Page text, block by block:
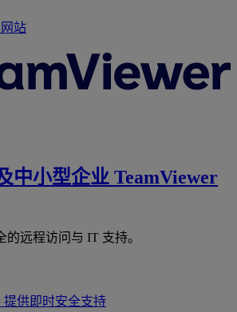
站
中小型企业 TeamViewer
的远程访问与 IT 支持。
提供即时安全支持